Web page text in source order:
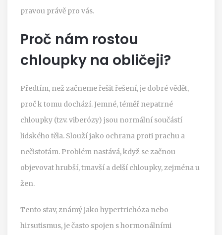
pravou právě pro vás.
Proč nám rostou
chloupky na obličeji?
Předtím, než začneme řešit řešení, je dobré vědět,
proč k tomu dochází. Jemné, téměř nepatrné
chloupky (tzv. viberózy) jsou normální součástí
lidského těla. Slouží jako ochrana proti prachu a
nečistotám. Problém nastává, když se začnou
objevovat hrubší, tmavší a delší chloupky, zejména u
žen.
Tento stav, známý jako hypertrichóza nebo
hirsutismus, je často spojen s hormonálními